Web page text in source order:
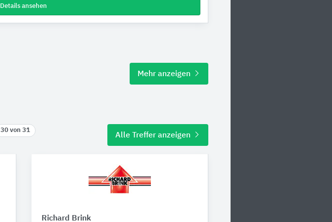
Details ansehen
Mehr anzeigen
30 von 31
Alle Treffer anzeigen
Richard Brink